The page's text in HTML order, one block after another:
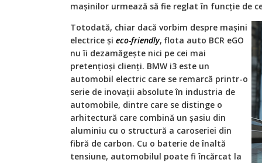
mașinilor urmează să fie reglat în funcție de
Totodată, chiar dacă vorbim despre mașini
electrice și eco-friendly, flota auto BCR eGO
nu îi dezamăgește nici pe cei mai
pretențioși clienți. BMW i3 este un
automobil electric care se remarcă printr-o
serie de inovaţii absolute în industria de
automobile, dintre care se distinge o
arhitectură care combină un şasiu din
aluminiu cu o structură a caroseriei din
fibră de carbon. Cu o baterie de înaltă
tensiune, automobilul poate fi încărcat la